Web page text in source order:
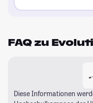
FAQ zu
Diese Informationen